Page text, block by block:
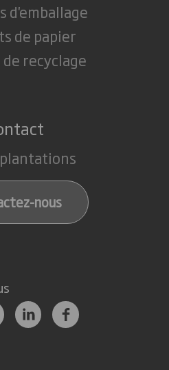
d'emballage
de papier
recyclage
nous